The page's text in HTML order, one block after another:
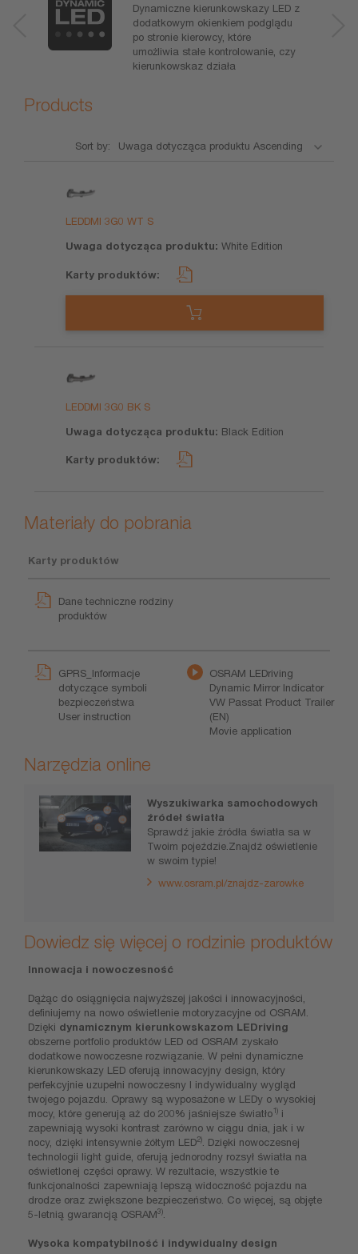
Dynamiczne kierunkowskazy LED z
dodatkowym okienkiem podglądu
po stronie kierowcy, które
umożliwia stałe kontrolowanie, czy
kierunkowskaz działa
Products
Sort by:
produktu
LEDDMI 3G0 WT S
White Edition
LEDDMI 3G0 BK S
Black Edition
Materiały do pobrania
Karty produktów
Dane techniczne rodziny
produktów
GPRS_Informacje
dotyczące symboli
bezpieczeństwa
User instruction
OSRAM LEDriving
Dynamic Mirror Indicator
VW Passat Product Trailer
(EN)
Movie application
Narzędzia online
Wyszukiwarka samochodowych
źródeł światła
Sprawdź jakie źródła światła sa w
Twoim pojeździe.Znajdź oświetlenie
w swoim typie!
www.osram.pl/znajdz-zarowke
Dowiedz się więcej o rodzinie produktów
Innowacja i nowoczesność
Dążąc do osiągnięcia najwyższej jakości i innowacyjności,
definiujemy na nowo oświetlenie motoryzacyjne od OSRAM.
Dzięki dynamicznym kierunkowskazom LEDriving
obszerne portfolio produktów LED od OSRAM zyskało
dodatkowe nowoczesne rozwiązanie. W pełni dynamiczne
kierunkowskazy LED oferują innowacyjny design, który
perfekcyjnie uzupełni nowoczesny I indywidualny wygląd
twojego pojazdu. Oprawy są wyposażone w LEDy o wysokiej
mocy, które generują aż do 200% jaśniejsze światło1) i
zapewniają wysoki kontrast zarówno w ciągu dnia, jak i w
nocy, dzięki intensywnie żółtym LED2)
. Dzięki nowoczesnej
technologii light guide, oferują jednorodny rozsył światła na
oświetlonej części oprawy. W rezultacie, wszystkie te
funkcjonalności zapewniają lepszą widoczność pojazdu na
drodze oraz zwiększone bezpieczeństwo. Co więcej, są objęte
5-letnią gwarancją OSRAM3)
Wysoka kompatybilność i indywidualny design